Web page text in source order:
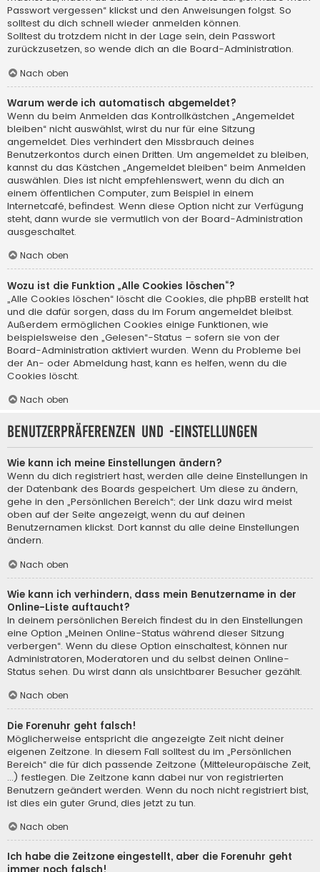
Passwort vergessen“ klickst und den Anweisungen folgst. So
solltest du dich schnell wieder anmelden können.
Solltest du trotzdem nicht in der Lage sein, dein Passwort
zurückzusetzen, so wende dich an die Board-Administration.
Nach oben
Warum werde ich automatisch abgemeldet?
Wenn du beim Anmelden das Kontrollkästchen „Angemeldet
bleiben“ nicht auswählst, wirst du nur für eine Sitzung
angemeldet. Dies verhindert den Missbrauch deines
Benutzerkontos durch einen Dritten. Um angemeldet zu bleiben,
kannst du das Kästchen „Angemeldet bleiben“ beim Anmelden
auswählen. Dies ist nicht empfehlenswert, wenn du dich an
einem öffentlichen Computer, zum Beispiel in einem
Internetcafé, befindest. Wenn diese Option nicht zur Verfügung
steht, dann wurde sie vermutlich von der Board-Administration
ausgeschaltet.
Nach oben
Wozu ist die Funktion „Alle Cookies löschen“?
„Alle Cookies löschen“ löscht die Cookies, die phpBB erstellt hat
und die dafür sorgen, dass du im Forum angemeldet bleibst.
Außerdem ermöglichen Cookies einige Funktionen, wie
beispielsweise den „Gelesen“-Status – sofern sie von der
Board-Administration aktiviert wurden. Wenn du Probleme bei
der An- oder Abmeldung hast, kann es helfen, wenn du die
Cookies löscht.
Nach oben
Benutzerpräferenzen und -einstellungen
Wie kann ich meine Einstellungen ändern?
Wenn du dich registriert hast, werden alle deine Einstellungen in
der Datenbank des Boards gespeichert. Um diese zu ändern,
gehe in den „Persönlichen Bereich“; der Link dazu wird meist
oben auf der Seite angezeigt, wenn du auf deinen
Benutzernamen klickst. Dort kannst du alle deine Einstellungen
ändern.
Nach oben
Wie kann ich verhindern, dass mein Benutzername in der
Online-Liste auftaucht?
In deinem persönlichen Bereich findest du in den Einstellungen
eine Option „Meinen Online-Status während dieser Sitzung
verbergen“. Wenn du diese Option einschaltest, können nur
Administratoren, Moderatoren und du selbst deinen Online-
Status sehen. Du wirst dann als unsichtbarer Besucher gezählt.
Nach oben
Die Forenuhr geht falsch!
Möglicherweise entspricht die angezeigte Zeit nicht deiner
eigenen Zeitzone. In diesem Fall solltest du im „Persönlichen
Bereich“ die für dich passende Zeitzone (Mitteleuropäische Zeit,
...) festlegen. Die Zeitzone kann dabei nur von registrierten
Benutzern geändert werden. Wenn du noch nicht registriert bist,
ist dies ein guter Grund, dies jetzt zu tun.
Nach oben
Ich habe die Zeitzone eingestellt, aber die Forenuhr geht